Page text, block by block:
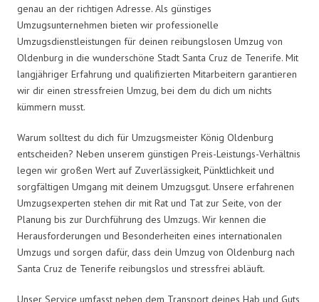
genau an der richtigen Adresse. Als günstiges
Umzugsunternehmen bieten wir professionelle
Umzugsdienstleistungen für deinen reibungslosen Umzug von
Oldenburg in die wunderschöne Stadt Santa Cruz de Tenerife. Mit
langjähriger Erfahrung und qualifizierten Mitarbeitern garantieren
wir dir einen stressfreien Umzug, bei dem du dich um nichts
kümmern musst.
Warum solltest du dich für Umzugsmeister König Oldenburg
entscheiden? Neben unserem günstigen Preis-Leistungs-Verhältnis
legen wir großen Wert auf Zuverlässigkeit, Pünktlichkeit und
sorgfältigen Umgang mit deinem Umzugsgut. Unsere erfahrenen
Umzugsexperten stehen dir mit Rat und Tat zur Seite, von der
Planung bis zur Durchführung des Umzugs. Wir kennen die
Herausforderungen und Besonderheiten eines internationalen
Umzugs und sorgen dafür, dass dein Umzug von Oldenburg nach
Santa Cruz de Tenerife reibungslos und stressfrei abläuft.
Unser Service umfasst neben dem Transport deines Hab und Guts